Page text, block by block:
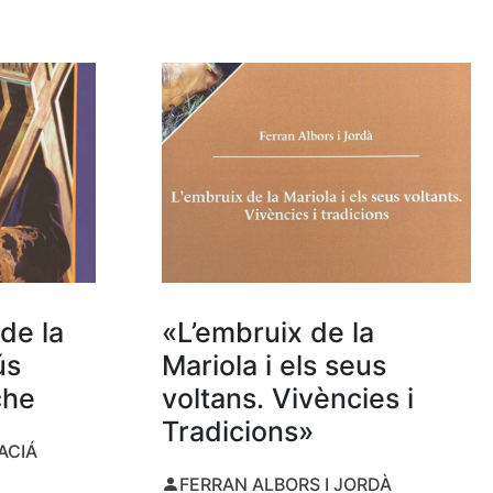
la
«L’embruix de la
Mariola i els seus
voltans. Vivències i
Tradicions»
FERRAN ALBORS I JORDÀ